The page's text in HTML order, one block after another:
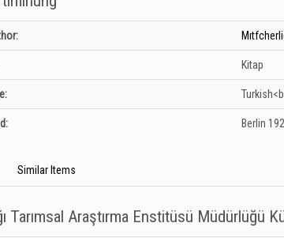
Details
Kitap
Berlin
Similar Items
Tarımsal Araştırma Enstitüsü Müdürlüğü